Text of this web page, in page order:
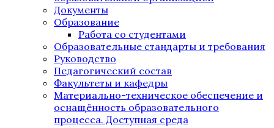
Документы
Образование
Работа со студентами
Образовательные стандарты и требования
Руководство
Педагогический состав
Факультеты и кафедры
Материально-техническое обеспечение и
оснащённость образовательного
процесса. Доступная среда